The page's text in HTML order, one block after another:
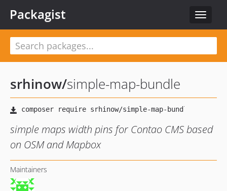
Toggle
Packagist
srhinow/simple-map-bundle
simple maps width pins for Contao CMS based
on OSM and Mapbox
Maintainers